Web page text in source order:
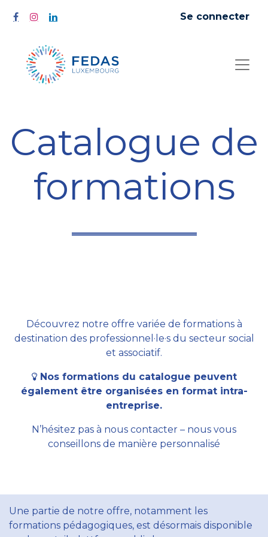
Se connecter
Catalogue de
formations
Découvrez notre offre variée de formations à
destination des professionnel·le·s du secteur social
et associatif.
Nos formations du catalogue peuvent
également être organisées en format intra-
entreprise.
N’hésitez pas à nous contacter – nous vous
conseillons de manière personnalisé
Une partie de notre offre, notamment les
formations pédagogiques, est désormais disponible